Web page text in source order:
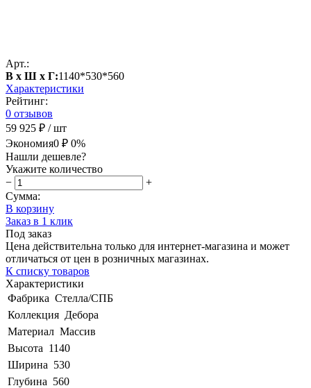
Арт.:
В х Ш х Г:1140*530*560
Характеристики
Рейтинг:
0 отзывов
59 925 ₽ / шт
Экономия0 ₽ 0%
Нашли дешевле?
Укажите количество
−
+
Сумма:
В корзину
Заказ в 1 клик
Под заказ
Цена действительна только для интернет-магазина и может
отличаться от цен в розничных магазинах.
К списку товаров
Характеристики
Фабрика Стелла/СПБ
Коллекция Дебора
Материал Массив
Высота 1140
Ширина 530
Глубина 560